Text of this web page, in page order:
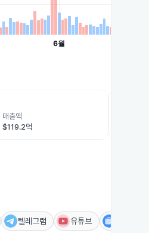
매출액
$119.2억
텔레그램 유튜브